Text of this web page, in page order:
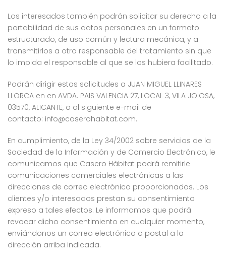
Los interesados también podrán solicitar su derecho a la
portabilidad de sus datos personales en un formato
estructurado, de uso común y lectura mecánica, y a
transmitirlos a otro responsable del tratamiento sin que
lo impida el responsable al que se los hubiera facilitado.
Podrán dirigir estas solicitudes a JUAN MIGUEL LLINARES
LLORCA en en AVDA. PAIS VALENCIA 27, LOCAL 3, VILA JOIOSA,
03570, ALICANTE, o al siguiente e-mail de
contacto: info@caserohabitat.com.
En cumplimiento, de la Ley 34/2002 sobre servicios de la
Sociedad de la Información y de Comercio Electrónico, le
comunicamos que Casero Hàbitat podrá remitirle
comunicaciones comerciales electrónicas a las
direcciones de correo electrónico proporcionadas. Los
clientes y/o interesados prestan su consentimiento
expreso a tales efectos. Le informamos que podrá
revocar dicho consentimiento en cualquier momento,
enviándonos un correo electrónico o postal a la
dirección arriba indicada.